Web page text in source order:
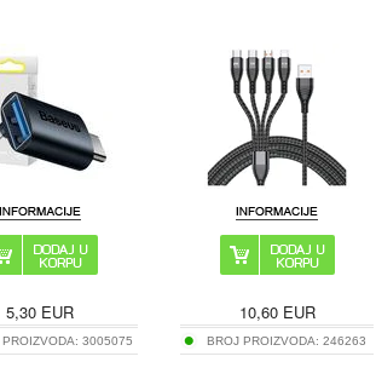
5,30 EUR
3005075
10,60EUR
BROJ PROIZVODA: 246263